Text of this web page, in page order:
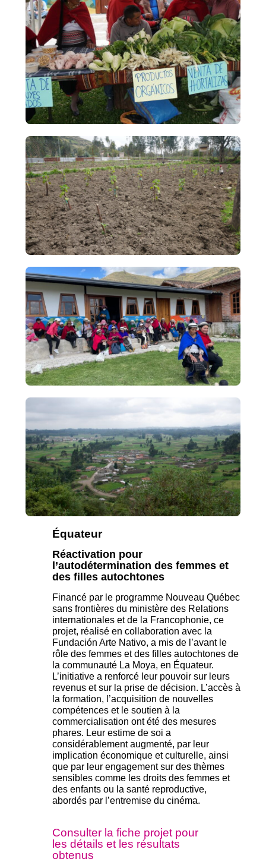
Équateur
Réactivation pour
l’autodétermination des femmes et
des filles autochtones
Financé par le programme Nouveau Québec
sans frontières du ministère des Relations
internationales et de la Francophonie, ce
projet, réalisé en collaboration avec la
Fundación Arte Nativo, a mis de l’avant le
rôle des femmes et des filles autochtones de
la communauté La Moya, en Équateur.
L’initiative a renforcé leur pouvoir sur leurs
revenus et sur la prise de décision. L’accès à
la formation, l’acquisition de nouvelles
compétences et le soutien à la
commercialisation ont été des mesures
phares. Leur estime de soi a
considérablement augmenté, par leur
implication économique et culturelle, ainsi
que par leur engagement sur des thèmes
sensibles comme les droits des femmes et
des enfants ou la santé reproductive,
abordés par l’entremise du cinéma.
Consulter la fiche projet pour
les détails et les résultats
obtenus